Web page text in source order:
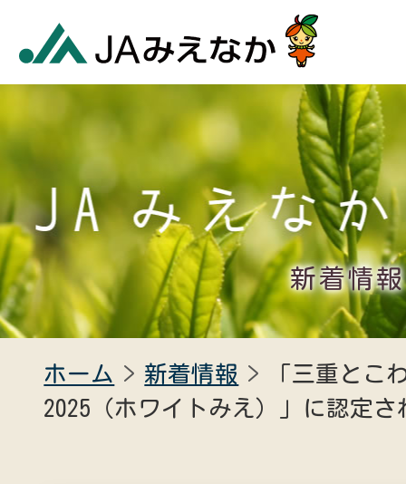
新着情報
ホーム 新着情報
「三重とこ
2025（ホワイトみえ）」に認定